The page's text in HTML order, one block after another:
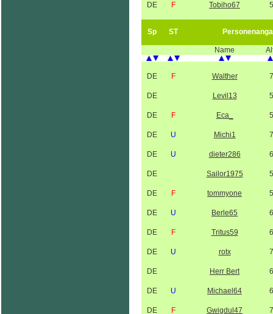
DE F Tobiho67
Sp ST
Name
DE F Walther
DE Levil13
DE F Eca_
DE U Michi1
DE U dieter286
DE Sailor1975
DE F tommyone
DE U Berle65
DE F Tritus59
DE U rotx
DE Herr Bert
DE U Michael64
DE F Gwigdul47